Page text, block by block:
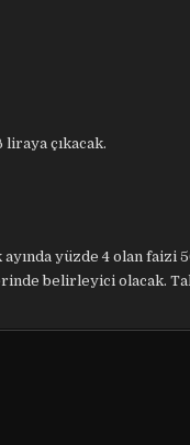
liraya çıkacak.
yüzde 4 olan faizi
belirleyici olacak.